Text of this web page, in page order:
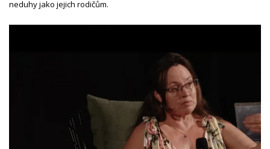
neduhy jako jejich rodičům.